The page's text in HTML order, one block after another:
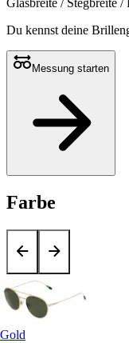
Glasbreite / Stegbreite /
Du kennst deine
Messung starten
Farbe
Gold